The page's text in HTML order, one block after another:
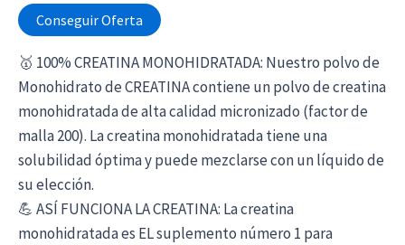
Conseguir Oferta
🥇 100% CREATINA MONOHIDRATADA: Nuestro polvo de
Monohidrato de CREATINA contiene un polvo de creatina
monohidratada de alta calidad micronizado (factor de
malla 200). La creatina monohidratada tiene una
solubilidad óptima y puede mezclarse con un líquido de
su elección.
💪 ASÍ FUNCIONA LA CREATINA: La creatina
monohidratada es EL suplemento número 1 para